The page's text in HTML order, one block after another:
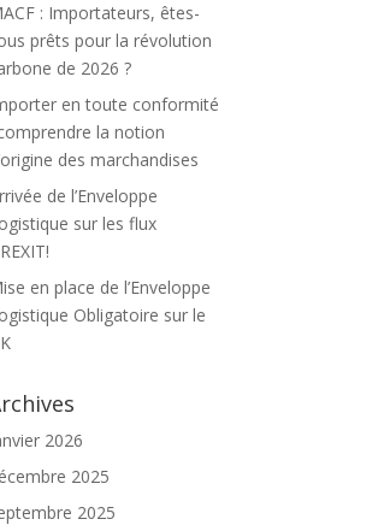
: Importateurs, êtes-
prêts pour la révolution
de 2026 ?
en toute conformité
la notion
des marchandises
de l’Enveloppe
sur les flux
en place de l’Enveloppe
Obligatoire sur le
2026
2025
2025